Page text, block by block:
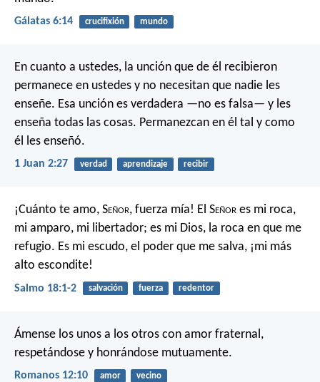
Gálatas 6:14 crucifixión mundo
En cuanto a ustedes, la unción que de él recibieron
permanece en ustedes y no necesitan que nadie les
enseñe. Esa unción es verdadera —no es falsa— y les
enseña todas las cosas. Permanezcan en él tal y como
él les enseñó.
1 Juan 2:27 verdad aprendizaje recibir
¡Cuánto te amo, Señor, fuerza mía! El Señor es mi roca,
mi amparo, mi libertador; es mi Dios, la roca en que me
refugio. Es mi escudo, el poder que me salva, ¡mi más
alto escondite!
Salmo 18:1-2 salvación fuerza redentor
Ámense los unos a los otros con amor fraternal,
respetándose y honrándose mutuamente.
Romanos 12:10 amor vecino